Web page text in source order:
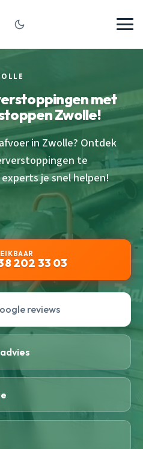
met
Zwolle!
in Zwolle? Ontdek
te
je snel helpen!
202 33 03
reviews